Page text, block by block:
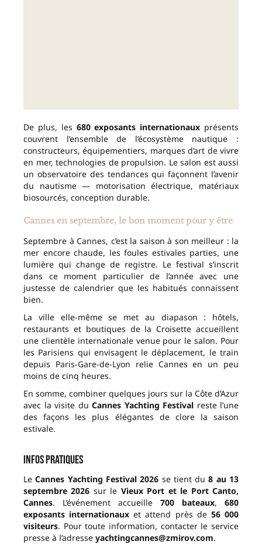
De plus, les 680 exposants internationaux présents
couvrent l’ensemble de l’écosystème nautique :
constructeurs, équipementiers, marques d’art de vivre
en mer, technologies de propulsion. Le salon est aussi
un observatoire des tendances qui façonnent l’avenir
du nautisme — motorisation électrique, matériaux
biosourcés, conception durable.
Cannes en septembre, le bon moment pour y être
Septembre à Cannes, c’est la saison à son meilleur : la
mer encore chaude, les foules estivales parties, une
lumière qui change de registre. Le festival s’inscrit
dans ce moment particulier de l’année avec une
justesse de calendrier que les habitués connaissent
bien.
La ville elle-même se met au diapason : hôtels,
restaurants et boutiques de la Croisette accueillent
une clientèle internationale venue pour le salon. Pour
les Parisiens qui envisagent le déplacement, le train
depuis Paris-Gare-de-Lyon relie Cannes en un peu
moins de cinq heures.
En somme, combiner quelques jours sur la Côte d’Azur
avec la visite du Cannes Yachting Festival reste l’une
des façons les plus élégantes de clore la saison
estivale.
Infos pratiques
LeCannes Yachting Festival 2026 se tient du8 au 13
septembre 2026 sur le Vieux Port et le Port Canto,
Cannes. L’événement accueille 700 bateaux, 680
exposants internationaux et attend près de 56 000
visiteurs. Pour toute information, contacter le service
presse à l’adresse yachtingcannes@zmirov.com.